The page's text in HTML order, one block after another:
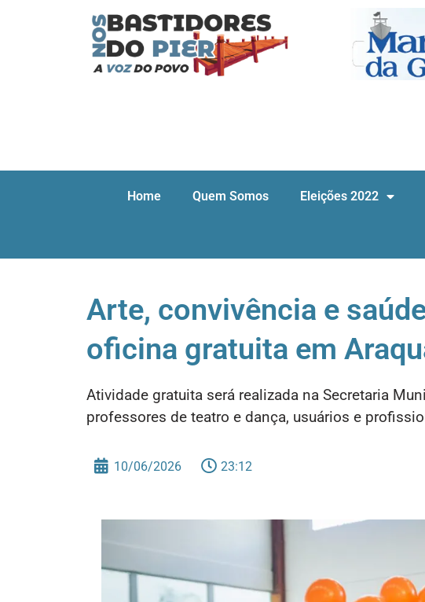
Home Quem Somos Eleições 2022
Arte, convivência e
oficina gratuita em
Atividade gratuita será realizada na Secretaria
professores de teatro e dança, usuários e
10/06/2026 23:12